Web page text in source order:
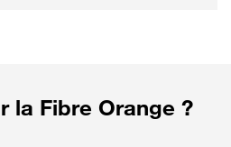
la Fibre Orange ?